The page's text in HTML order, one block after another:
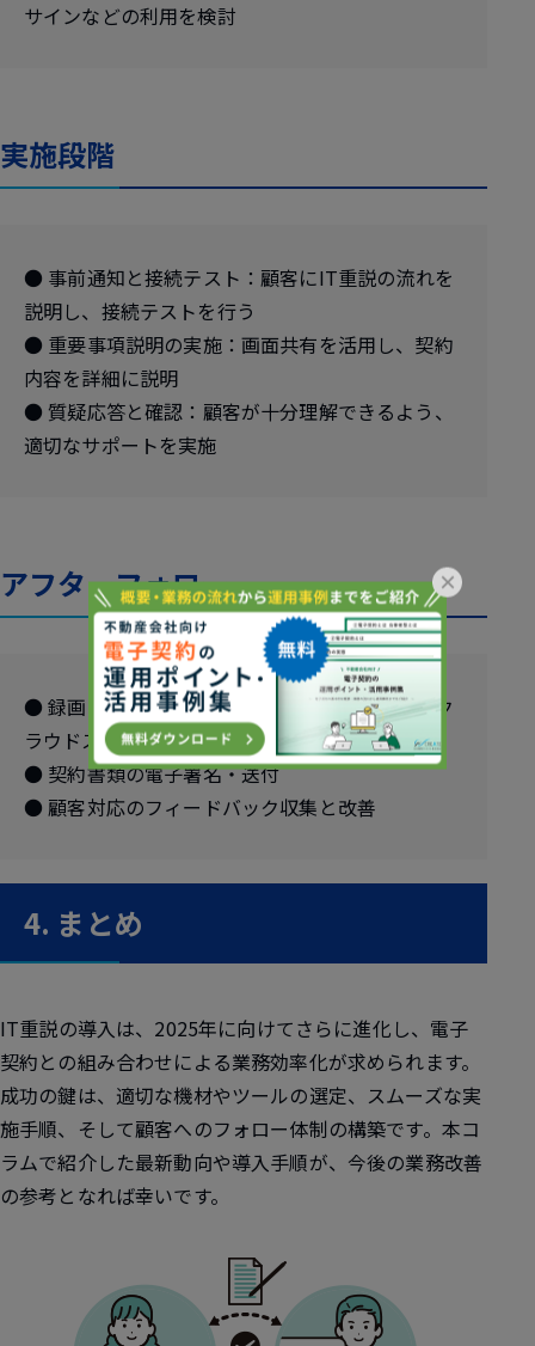
サインなどの利用を検討
実施段階
● 事前通知と接続テスト：顧客にIT重説の流れを
説明し、接続テストを行う
● 重要事項説明の実施：画面共有を活用し、契約
内容を詳細に説明
● 質疑応答と確認：顧客が十分理解できるよう、
適切なサポートを実施
アフターフォロー
● 録画データの保存・管理（法的要件に応じてク
ラウドストレージを活用）
● 契約書類の電子署名・送付
● 顧客対応のフィードバック収集と改善
4. まとめ
IT重説の導入は、2025年に向けてさらに進化し、電子
契約との組み合わせによる業務効率化が求められます。
成功の鍵は、適切な機材やツールの選定、スムーズな実
施手順、そして顧客へのフォロー体制の構築です。本コ
ラムで紹介した最新動向や導入手順が、今後の業務改善
の参考となれば幸いです。
×